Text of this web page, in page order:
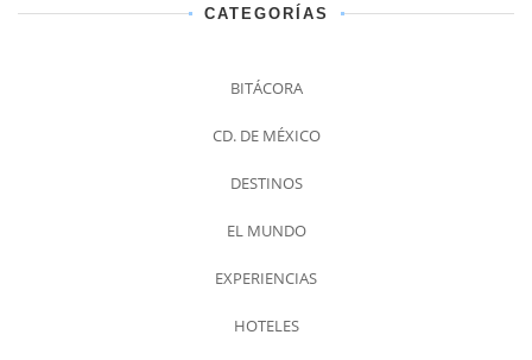
CATEGORÍAS
BITÁCORA
CD. DE MÉXICO
DESTINOS
EL MUNDO
EXPERIENCIAS
HOTELES